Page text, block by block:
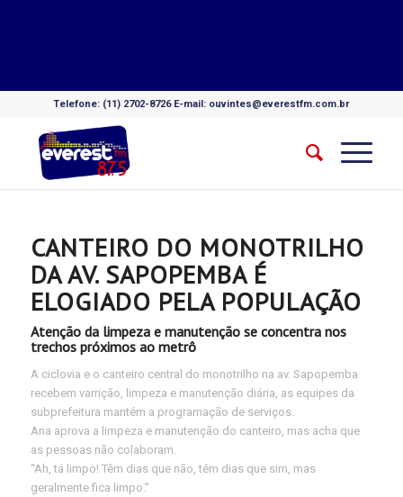
Telefone: (11) 2702-8726 E-mail: ouvintes@everestfm.com.br
CANTEIRO DO MONOTRILHO
DA AV. SAPOPEMBA É
ELOGIADO PELA POPULAÇÃO
Atenção da limpeza e manutenção se concentra nos
trechos próximos ao metrô
A ciclovia e o canteiro central do monotrilho na av. Sapopemba
recebem varrição, limpeza e manutenção diária, as equipes da
subprefeitura mantém a programação de serviços.
Ana aprova a limpeza e manutenção do canteiro, mas acha que
as pessoas não colaboram.
“Ah, tá limpo! Têm dias que não, têm dias que sim, mas
geralmente fica limpo.”